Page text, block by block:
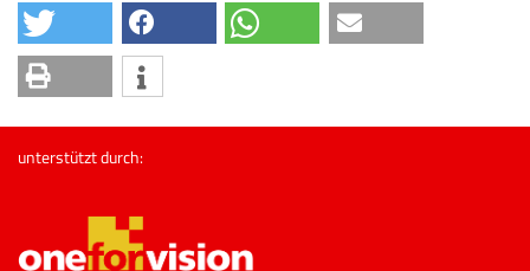
unterstützt durch: